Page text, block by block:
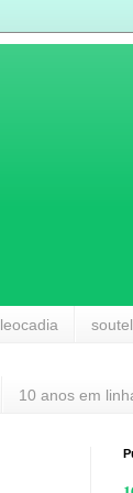
10 anos em